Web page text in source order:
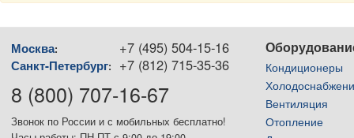
Москва: +7 (495) 504-15-16
Санкт-Петербург: +7 (812) 715-35-36
8 (800) 707-16-67
Звонок по России и с мобильных бесплатно!
Кондиционеры
Вентиляция
Отопление